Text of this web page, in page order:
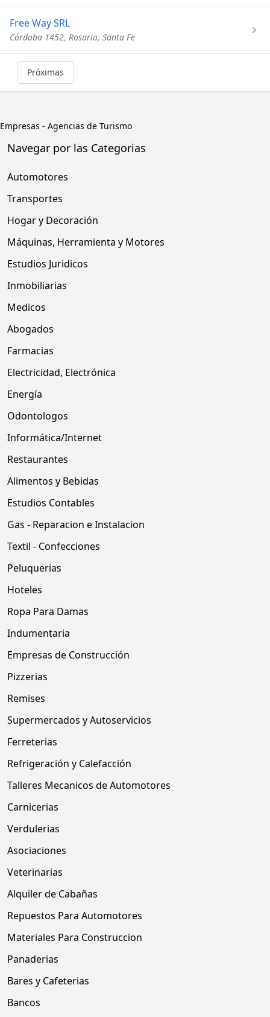
Free Way SRL
Córdoba 1452, Rosario, Santa Fe
Próximas
Empresas - Agencias de Turismo
Navegar por las Categorias
Automotores
Transportes
Hogar y Decoración
Máquinas, Herramienta y Motores
Estudios Juridicos
Inmobiliarias
Medicos
Abogados
Farmacias
Electricidad, Electrónica
Energía
Odontologos
Informática/Internet
Restaurantes
Alimentos y Bebidas
Estudios Contables
Gas - Reparacion e Instalacion
Textil - Confecciones
Peluquerias
Hoteles
Ropa Para Damas
Indumentaria
Empresas de Construcción
Pizzerias
Remises
Supermercados y Autoservicios
Ferreterias
Refrigeración y Calefacción
Talleres Mecanicos de Automotores
Carnicerias
Verdulerias
Asociaciones
Veterinarias
Alquiler de Cabañas
Repuestos Para Automotores
Materiales Para Construccion
Panaderias
Bares y Cafeterias
Bancos